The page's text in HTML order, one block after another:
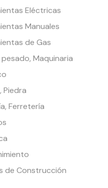
Eléctricas
Manuales
de Gas
Maquinaria
Piedra
Ferretería
de Construcción